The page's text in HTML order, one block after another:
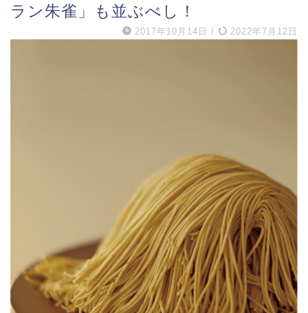
ラン朱雀」も並ぶべし！
2017年10月14日 / 2022年7月12日